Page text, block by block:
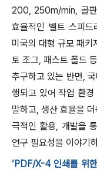
200, 250m/min, 골
효율적인 벨트 스피
미국의 대형 규모 패키
토 조그, 패스트 폴드
추구하고 있는 반면,
행되고 있어 작업 환
말하고, 생산 효율을
극적인 활용, 개발을
연구 필요성을 이야기
‘PDF/X-4 인쇄를 위